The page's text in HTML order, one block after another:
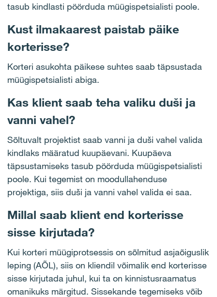
tasub kindlasti pöörduda müügispetsialisti poole.
Kust ilmakaarest paistab päike
korterisse?
Korteri asukohta päikese suhtes saab täpsustada
müügispetsialisti abiga.
Kas klient saab teha valiku duši ja
vanni vahel?
Sõltuvalt projektist saab vanni ja duši vahel valida
kindlaks määratud kuupäevani. Kuupäeva
täpsustamiseks tasub pöörduda müügispetsialisti
poole. Kui tegemist on moodullahenduse
projektiga, siis duši ja vanni vahel valida ei saa.
Millal saab klient end korterisse
sisse kirjutada?
Kui korteri müügiprotsessis on sõlmitud asjaõiguslik
leping (AÕL), siis on kliendil võimalik end korterisse
sisse kirjutada juhul, kui ta on kinnistusraamatus
omanikuks märgitud. Sissekande tegemiseks võib